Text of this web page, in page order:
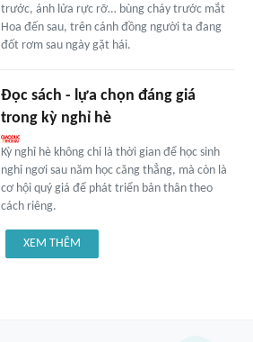
trước, ánh lửa rực rỡ… bùng cháy trước mắt
Hoa đến sau, trên cánh đồng người ta đang
đốt rơm sau ngày gặt hái.
Đọc sách - lựa chọn đáng giá
trong kỳ nghỉ hè
Kỳ nghỉ hè không chỉ là thời gian để học sinh
nghỉ ngơi sau năm học căng thẳng, mà còn là
cơ hội quý giá để phát triển bản thân theo
cách riêng.
XEM THÊM